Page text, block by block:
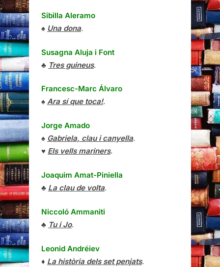
Sibilla Aleramo
♠ Una dona.
Susagna Aluja i Font
♣ Tres guineus.
Francesc-Marc Álvaro
♠ Ara sí que toca!.
Jorge Amado
♠ Gabriela, clau i canyella.
♥ Els vells mariners.
Joaquim Amat-Piniella
♣ La clau de volta.
Niccoló Ammaniti
♣ Tu i Jo.
Leonid Andréiev
♦ La història dels set penjats.